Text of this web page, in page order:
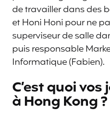
de travailler dans des
et Honi Honi pour ne
superviseur de salle
puis responsable
Informatique (Fabien).
C’est quoi
à Hong Kong ?